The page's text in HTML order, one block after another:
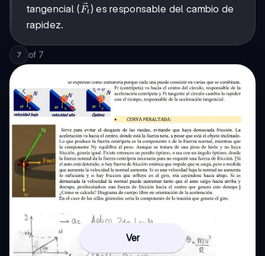
tangencial ( \vec{F_t}
Ft ) es responsable del cambio de
rapidez.
7 of 7
Ver